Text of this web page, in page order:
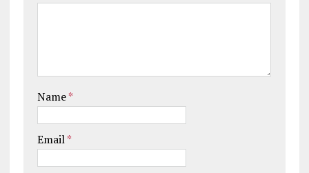
Name*
Email*